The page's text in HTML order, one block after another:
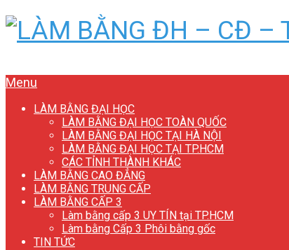
Menu
LÀM BẰNG ĐẠI HỌC
LÀM BẰNG ĐẠI HỌC TOÀN QUỐC
LÀM BẰNG ĐẠI HỌC TẠI HÀ NỘI
LÀM BẰNG ĐẠI HỌC TẠI TP.HCM
CÁC TỈNH THÀNH KHÁC
LÀM BẰNG CAO ĐẲNG
LÀM BẰNG TRUNG CẤP
LÀM BẰNG CẤP 3
Làm bằng cấp 3 UY TÍN tại TP.HCM
Làm bằng Cấp 3 Phôi bằng gốc
TIN TỨC